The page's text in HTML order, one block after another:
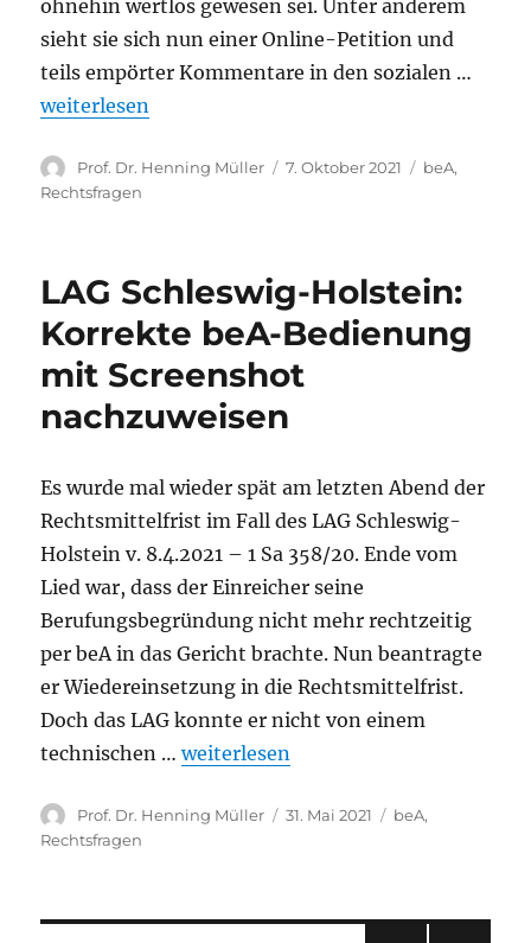
ohnehin wertlos gewesen sei. Unter anderem
sieht sie sich nun einer Online-Petition und
teils empörter Kommentare in den sozialen …
„Keine Panik: Der Nachweis des beA-
weiterlesen
Autor
Prof. Dr. Henning Müller
Veröffentlicht
7. Oktober 2021 Kategorien
beA,
Rechtsfragen
LAG Schleswig-Holstein:
Korrekte beA-Bedienung
mit Screenshot
nachzuweisen
Es wurde mal wieder spät am letzten Abend der
Rechtsmittelfrist im Fall des LAG Schleswig-
Holstein v. 8.4.2021 – 1 Sa 358/20. Ende vom
Lied war, dass der Einreicher seine
Berufungsbegründung nicht mehr rechtzeitig
per beA in das Gericht brachte. Nun beantragte
er Wiedereinsetzung in die Rechtsmittelfrist.
Doch das LAG konnte er nicht von einem
technischen …„LAG Schleswig-Holstein: Korrekte
weiterlesen
Autor
Prof. Dr. Henning Müller
Veröffentlicht
31. Mai 2021 Kategorien
beA,
Rechtsfragen